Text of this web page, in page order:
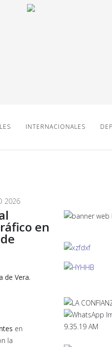
INTERNACIONALES
2026
en
de Vera.
en
la